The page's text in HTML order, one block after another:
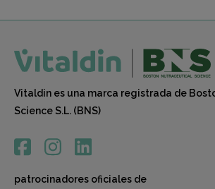
Vitaldin es una marca registrada de
Science S.L. (BNS)
patrocinadores oficiales de